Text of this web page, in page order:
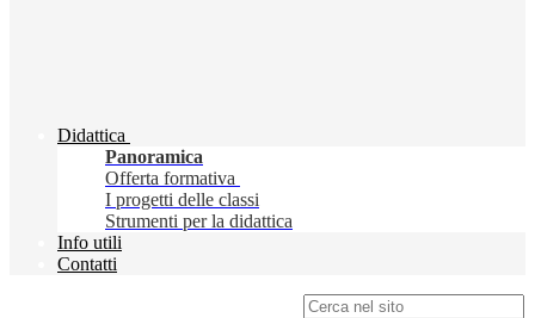
Didattica
Panoramica
Offerta formativa
I progetti delle classi
Strumenti per la didattica
Info utili
Contatti